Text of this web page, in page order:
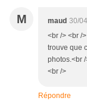
M maud 30/
<br /> <br /
trouve que
photos.<br
<br />
Répondre